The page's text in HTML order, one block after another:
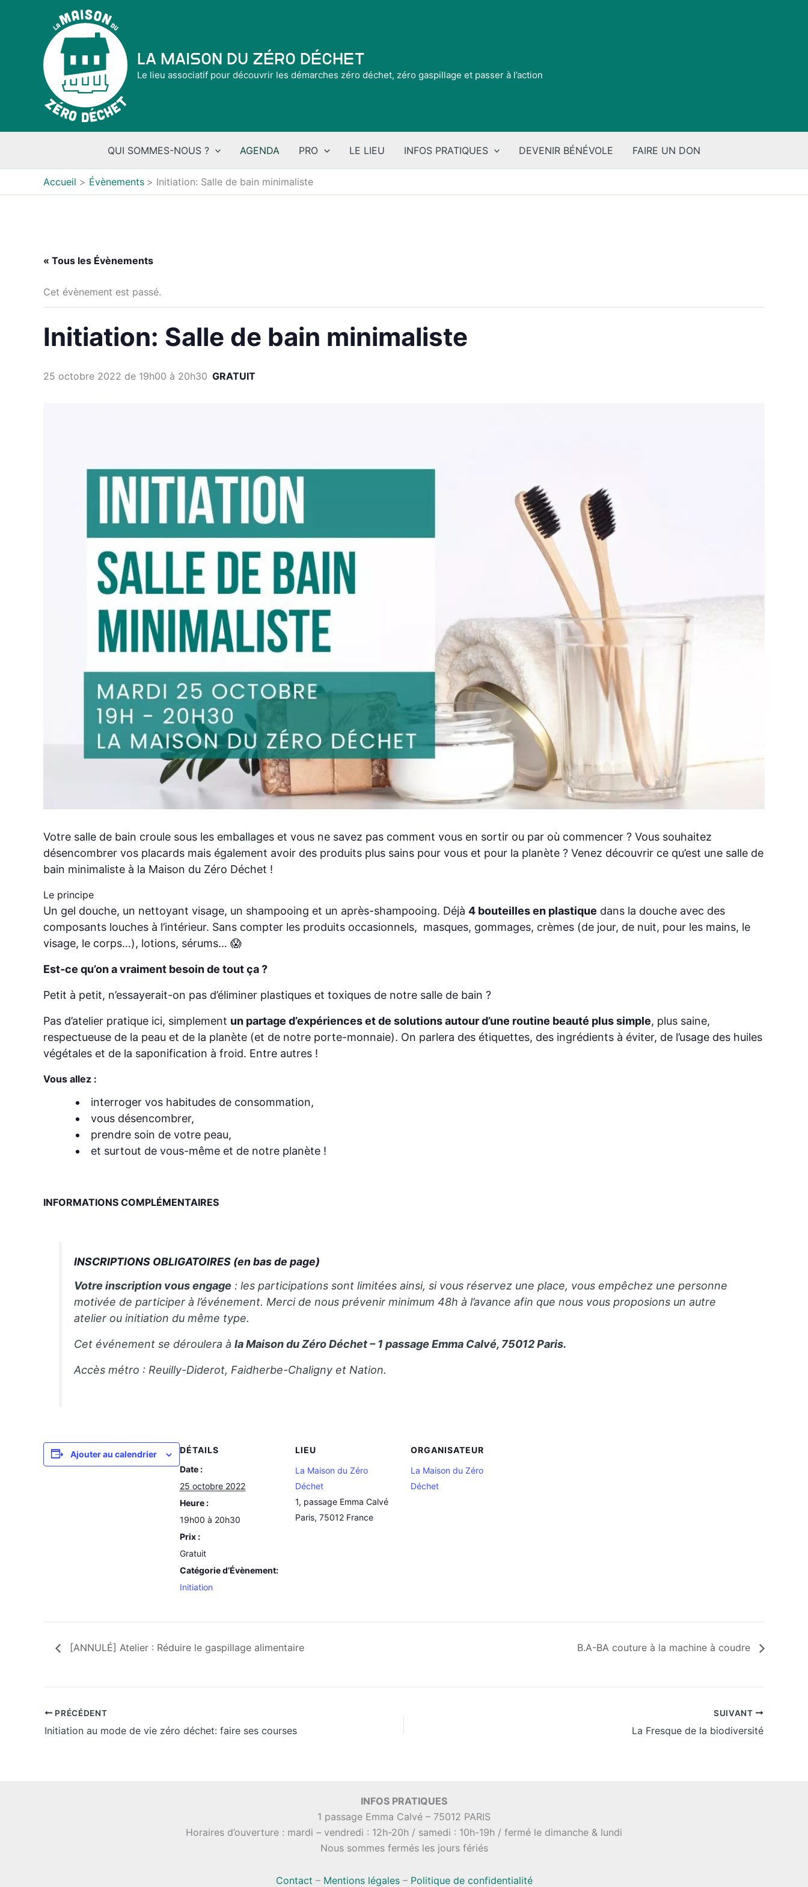
La Maison du Zéro Déchet
Le lieu associatif pour découvrir les démarches zéro déchet, zéro gaspillage et passer à l’action
QUI SOMMES-NOUS ? AGENDA PRO LE LIEU INFOS PRATIQUES DEVENIR BÉNÉVOLE FAIRE UN DON
Accueil Évènements Initiation: Salle de bain minimaliste
« Tous les Évènements
Cet évènement est passé.
Initiation: Salle de bain minimaliste
25 octobre 2022 de 19h00 à 20h30 GRATUIT
Votre salle de bain croule sous les emballages et vous ne savez pas comment vous en sortir ou par où commencer ? Vous souhaitez
désencombrer vos placards mais également avoir des produits plus sains pour vous et pour la planète ? Venez découvrir ce qu’est une salle de
bain minimaliste à la Maison du Zéro Déchet !
Le principe
Un gel douche, un nettoyant visage, un shampooing et un après-shampooing. Déjà 4 bouteilles en plastique dans la douche avec des
composants louches à l’intérieur. Sans compter les produits occasionnels, masques, gommages, crèmes (de jour, de nuit, pour les mains, le
visage, le corps…), lotions, sérums… 😱
Est-ce qu’on a vraiment besoin de tout ça ?
Petit à petit, n’essayerait-on pas d’éliminer plastiques et toxiques de notre salle de bain ?
Pas d’atelier pratique ici, simplement un partage d’expériences et de solutions autour d’une routine beauté plus simple, plus saine,
respectueuse de la peau et de la planète (et de notre porte-monnaie). On parlera des étiquettes, des ingrédients à éviter, de l’usage des huiles
végétales et de la saponification à froid. Entre autres !
Vous allez :
interroger vos habitudes de consommation,
vous désencombrer,
prendre soin de votre peau,
et surtout de vous-même et de notre planète !
INFORMATIONS COMPLÉMENTAIRES
INSCRIPTIONS OBLIGATOIRES (en bas de page)
Votre inscription vous engage : les participations sont limitées ainsi, si vous réservez une place, vous empêchez une personne
motivée de participer à l’événement. Merci de nous prévenir minimum 48h à l’avance afin que nous vous proposions un autre
atelier ou initiation du même type.
Cet événement se déroulera àla Maison du Zéro Déchet – 1 passage Emma Calvé, 75012 Paris.
Accès métro : Reuilly-Diderot, Faidherbe-Chaligny et Nation.
Ajouter au calendrier
DÉTAILS
Date :
25 octobre 2022
Heure :
19h00 à 20h30
Prix :
Gratuit
Catégorie d’Évènement:
Initiation
LIEU
La Maison du Zéro
Déchet
1, passage Emma Calvé
Paris, 75012 France
ORGANISATEUR
La Maison du Zéro
Déchet
[ANNULÉ] Atelier : Réduire le gaspillage alimentaire B.A-BA couture à la machine à coudre
PRÉCÉDENT
Initiation au mode de vie zéro déchet: faire ses courses
SUIVANT
La Fresque de la biodiversité
INFOS PRATIQUES
1 passage Emma Calvé – 75012 PARIS
Horaires d’ouverture : mardi – vendredi : 12h-20h / samedi : 10h-19h / fermé le dimanche & lundi
Nous sommes fermés les jours fériés
Contact – Mentions légales– Politique de confidentialité